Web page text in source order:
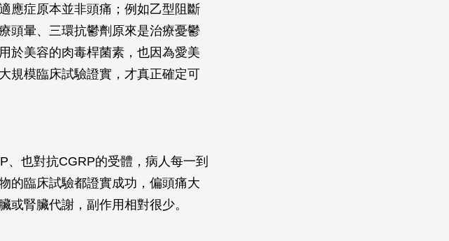
應症原本並非頭痛；例如乙型阻斷
頭暈、三環抗鬱劑原來是治療憂鬱
於美容的肉毒桿菌素，也因為愛美
規模臨床試驗證實，才真正確定可
也對抗CGRP的受體，病人每一到
的臨床試驗都證實成功，偏頭痛大
或腎臟代謝，副作用相對很少。